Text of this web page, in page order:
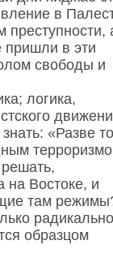
в
преступности,
пришли в эти
свободы и
логика,
«Разве
на Востоке, и
там
образцом